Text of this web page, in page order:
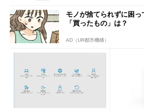
モノが捨てられずに困
「買ったもの」は？
AD（UR都市機構）